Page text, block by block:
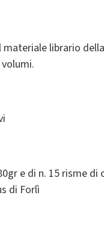
librario
e di n. 15 risme
di Forlì